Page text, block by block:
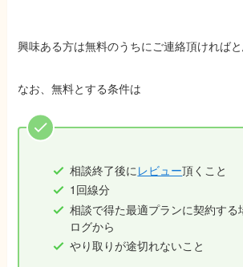
興味ある方は無料のうちにご連絡頂ければと
なお、無料とする条件は
相談終了後に レビュー頂くこと
1回線分
相談で得た最適プランに契約する
ログから
やり取りが途切れないこと